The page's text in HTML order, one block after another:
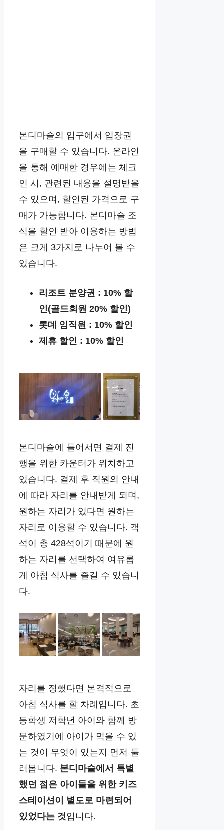
본디마슬의 입구에서 입장권
을 구매할 수 있습니다. 온라인
을 통해 예매한 경우에는 체크
인 시, 관련된 내용을 설명받을
수 있으며, 할인된 가격으로 구
매가 가능합니다. 본디마슬 조
식을 할인 받아 이용하는 방법
은 크게 3가지로 나누어 볼 수
있습니다.
리조트 분양권 : 10% 할
인(골드회원 20% 할인)
롯데 임직원 : 10% 할인
제휴 할인 : 10% 할인
본디마슬에 들어서면 결제 진
행을 위한 카운터가 위치하고
있습니다. 결제 후 직원의 안내
에 따라 자리를 안내받게 되며,
원하는 자리가 있다면 원하는
자리로 이용할 수 있습니다. 객
석이 총 428석이기 때문에 원
하는 자리를 선택하여 여유롭
게 아침 식사를 즐길 수 있습니
다.
자리를 정했다면 본격적으로
아침 식사를 할 차례입니다. 초
등학생 저학년 아이와 함께 방
문하였기에 아이가 먹을 수 있
는 것이 무엇이 있는지 먼저 둘
러봅니다. 본디마슬에서 특별
했던 점은 아이들을 위한 키즈
스테이션이 별도로 마련되어
있었다는 것입니다.